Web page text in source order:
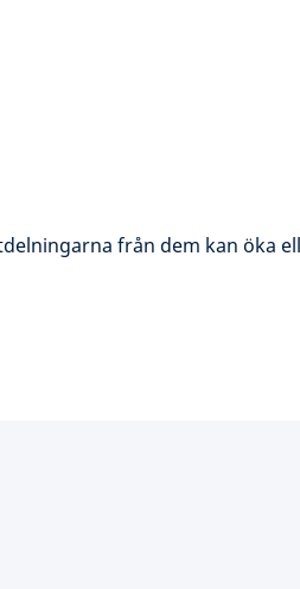
från dem kan öka